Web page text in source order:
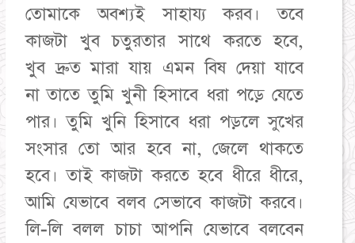
তোমাকে অবশ্যই সাহায্য করব। তবে
কাজটা খুব চতুরতার সাথে করতে হবে,
খুব দ্রুত মারা যায় এমন বিষ দেয়া যাবে
না তাতে তুমি খুনী হিসাবে ধরা পড়ে যেতে
পার। তুমি খুনি হিসাবে ধরা পড়লে সুখের
সংসার তো আর হবে না, জেলে থাকতে
হবে। তাই কাজটা করতে হবে ধীরে ধীরে,
আমি যেভাবে বলব সেভাবে কাজটা করবে।
লি-লি বলল চাচা আপনি যেভাবে বলবেন